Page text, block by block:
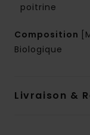
poitrine
Composition
Biologique
Livraison &